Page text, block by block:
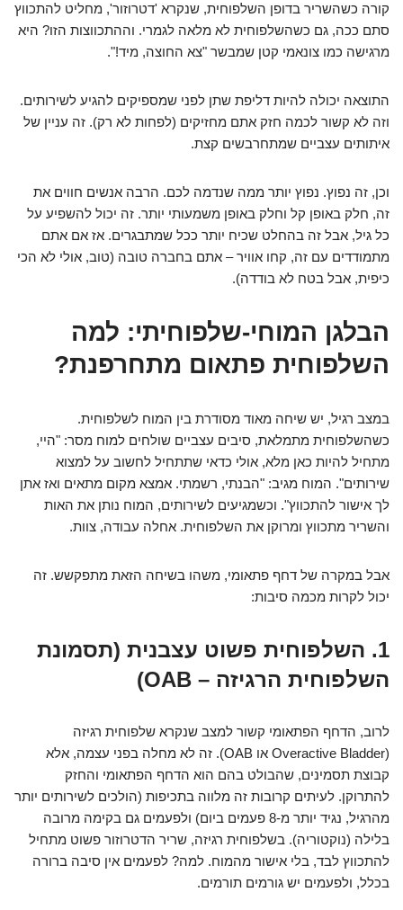
קורה כשהשריר בדופן השלפוחית, שנקרא 'דטרוזור', מחליט להתכווץ
סתם ככה, גם כשהשלפוחית לא מלאה לגמרי. וההתכווצות הזו? היא
מרגישה כמו צונאמי קטן שמבשר "צא החוצה, מיד!".
התוצאה יכולה להיות דליפת שתן לפני שמספיקים להגיע לשירותים.
וזה לא קשור לכמה חזק אתם מחזיקים (לפחות לא רק). זה עניין של
איתותים עצביים שמתחרבשים קצת.
וכן, זה נפוץ. נפוץ יותר ממה שנדמה לכם. הרבה אנשים חווים את
זה, חלק באופן קל וחלק באופן משמעותי יותר. זה יכול להשפיע על
כל גיל, אבל זה בהחלט שכיח יותר ככל שמתבגרים. אז אם אתם
מתמודדים עם זה, קחו אוויר – אתם בחברה טובה (טוב, אולי לא הכי
כיפית, אבל בטח לא בודדה).
הבלגן המוחי-שלפוחיתי: למה
השלפוחית פתאום מתחרפנת?
במצב רגיל, יש שיחה מאוד מסודרת בין המוח לשלפוחית.
כשהשלפוחית מתמלאת, סיבים עצביים שולחים למוח מסר: "היי,
מתחיל להיות כאן מלא, אולי כדאי שתתחיל לחשוב על למצוא
שירותים". המוח מגיב: "הבנתי, רשמתי. אמצא מקום מתאים ואז אתן
לך אישור להתכווץ". וכשמגיעים לשירותים, המוח נותן את האות
והשריר מתכווץ ומרוקן את השלפוחית. אחלה עבודה, צוות.
אבל במקרה של דחף פתאומי, משהו בשיחה הזאת מתפקשש. זה
יכול לקרות מכמה סיבות:
1. השלפוחית פשוט עצבנית (תסמונת
השלפוחית הרגיזה – OAB)
לרוב, הדחף הפתאומי קשור למצב שנקרא שלפוחית רגיזה
(Overactive Bladder או OAB). זה לא מחלה בפני עצמה, אלא
קבוצת תסמינים, שהבולט בהם הוא הדחף הפתאומי והחזק
להתרוקן. לעיתים קרובות זה מלווה בתכיפות (הולכים לשירותים יותר
מהרגיל, נגיד יותר מ-8 פעמים ביום) ולפעמים גם בקימה מרובה
בלילה (נוקטוריה). בשלפוחית רגיזה, שריר הדטרוזור פשוט מתחיל
להתכווץ לבד, בלי אישור מהמוח. למה? לפעמים אין סיבה ברורה
בכלל, ולפעמים יש גורמים תורמים.